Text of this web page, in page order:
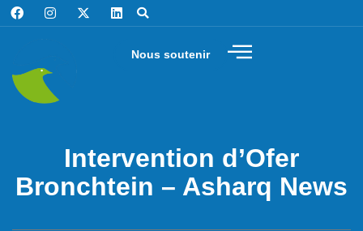
Nous soutenir
Intervention d’Ofer
Bronchtein – Asharq News